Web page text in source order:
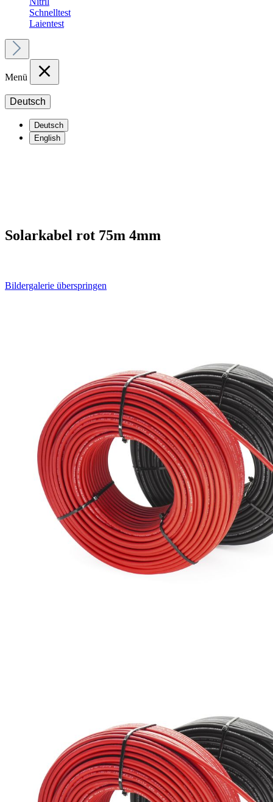
Schnelltest
Laientest
Menü
Deutsch
Deutsch
English
Solarkabel rot 75m 4mm
Bildergalerie überspringen